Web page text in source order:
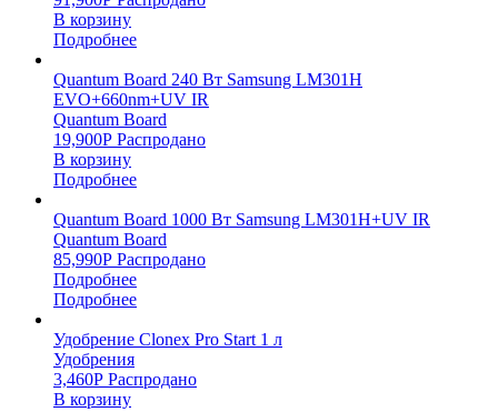
В корзину
Подробнее
Quantum Board 240 Вт Samsung LM301H
EVO+660nm+UV IR
Quantum Board
19,900Р Распродано
В корзину
Подробнее
Quantum Board 1000 Вт Samsung LM301H+UV IR
Quantum Board
85,990Р Распродано
Подробнее
Подробнее
Удобрение Clonex Pro Start 1 л
Удобрения
3,460Р Распродано
В корзину